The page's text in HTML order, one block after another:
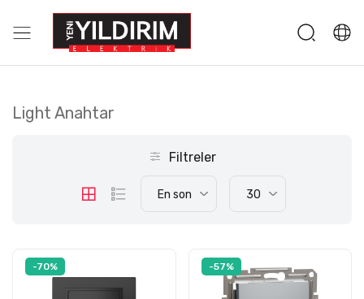
Light Anahtar
Filtreler
En son 30
-70% -57%